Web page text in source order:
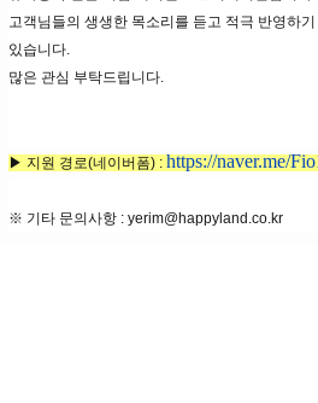
고객님들의 생생한 목소리를 듣고 적극 반영하기
있습니다.
많은 관심 부탁드립니다.
▶ 지원 경로(네이버폼) : https://naver.me/
※ 기타 문의사항 : yerim@happyland.co.kr